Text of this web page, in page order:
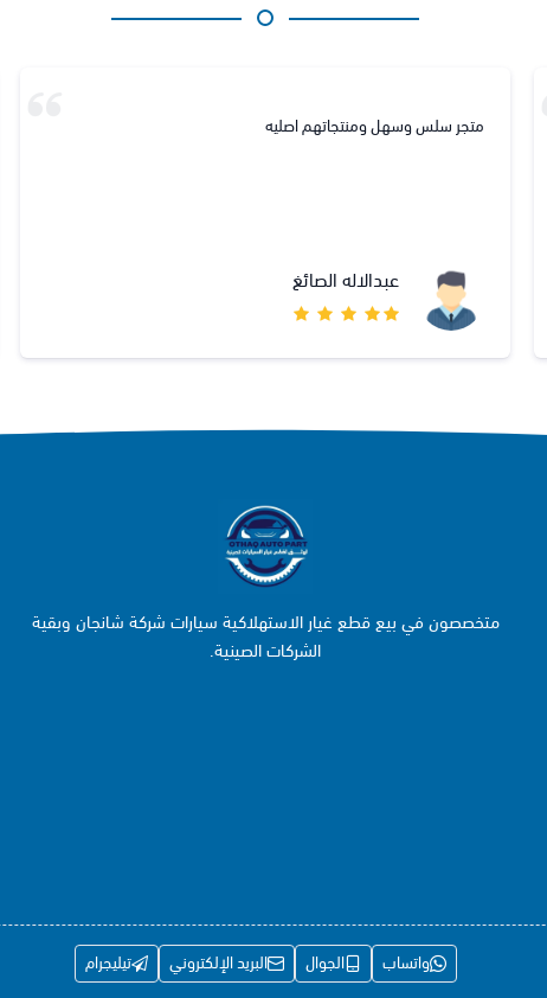
كانت اول اجربه وان شاء الله مو اخر مررره القطع جدا ممتازة وعالية
فاطمه الخليفه
متخصصون في بيع قطع غيار الاستهلاكية سيارات شركة شانجان وبقية
الشركات الصينية.
واتساب الجوال البريد الإلكتروني تيليجرام